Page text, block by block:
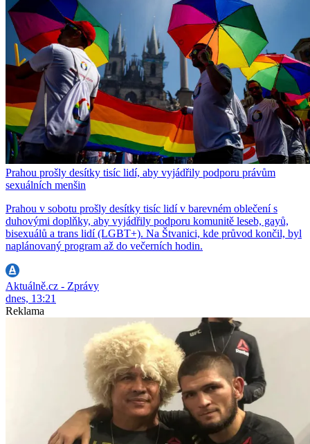
Prahou prošly desítky tisíc lidí, aby vyjádřily podporu právům
sexuálních menšin
Prahou v sobotu prošly desítky tisíc lidí v barevném oblečení s
duhovými doplňky, aby vyjádřily podporu komunitě leseb, gayů,
bisexuálů a trans lidí (LGBT+). Na Štvanici, kde průvod končil, byl
naplánovaný program až do večerních hodin.
Aktuálně.cz - Zprávy
dnes, 13:21
Reklama